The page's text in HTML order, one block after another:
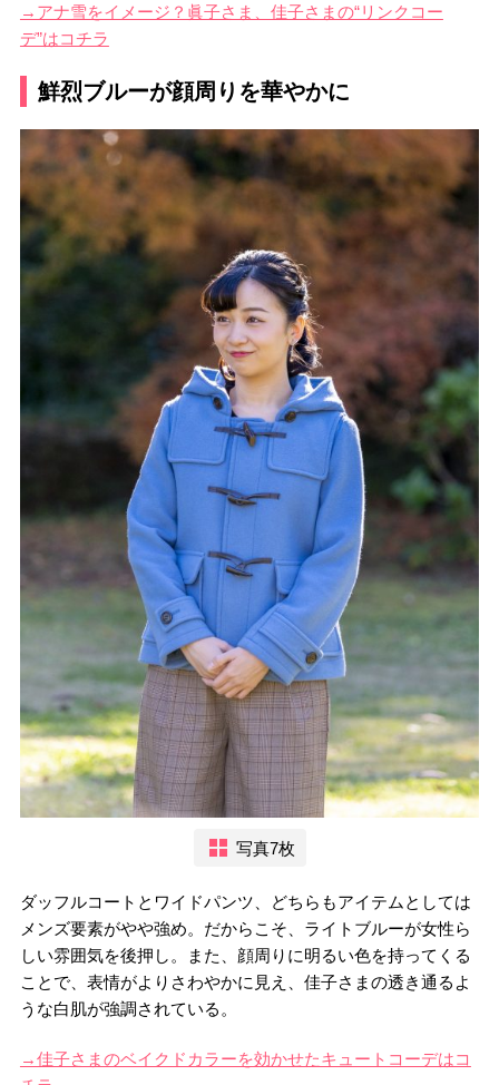
→アナ雪をイメージ？眞子さま、佳子さまの“リンクコー
デ”はコチラ
鮮烈ブルーが顔周りを華やかに
写真7枚
ダッフルコートとワイドパンツ、どちらもアイテムとしては
メンズ要素がやや強め。だからこそ、ライトブルーが女性ら
しい雰囲気を後押し。また、顔周りに明るい色を持ってくる
ことで、表情がよりさわやかに見え、佳子さまの透き通るよ
うな白肌が強調されている。
→佳子さまのベイクドカラーを効かせたキュートコーデはコ